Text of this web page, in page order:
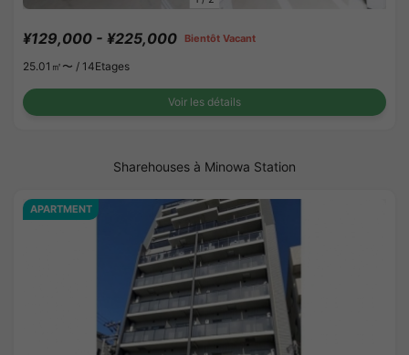
¥129,000 - ¥225,000 Bientôt Vacant
25.01㎡〜 / 14Etages
Voir les détails
Sharehouses à Minowa Station
APARTMENT